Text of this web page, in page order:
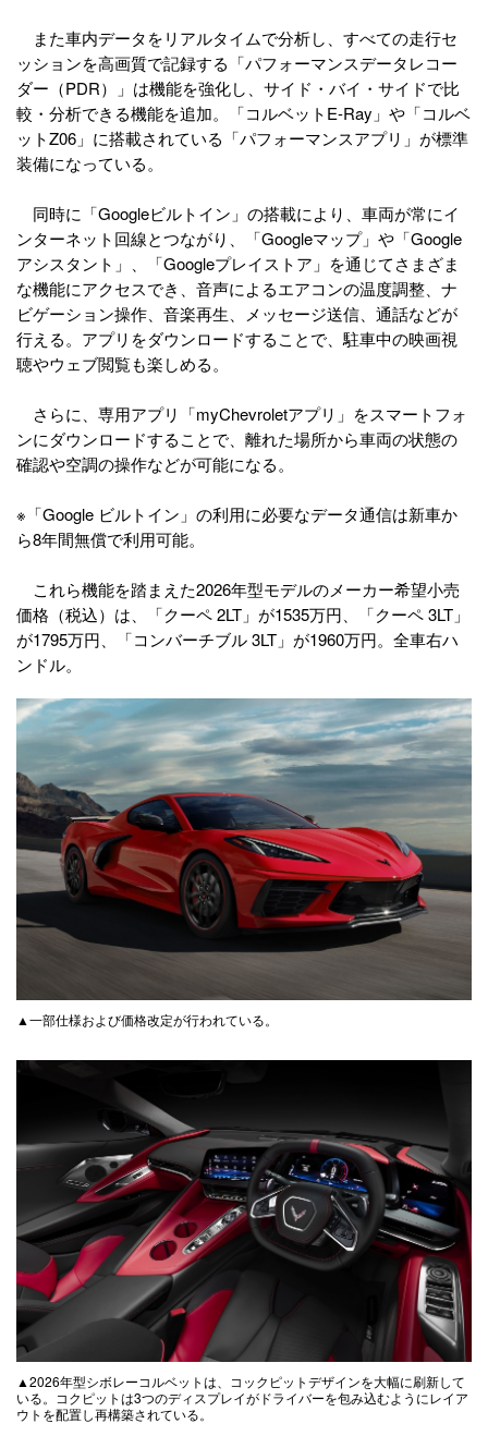
また車内データをリアルタイムで分析し、すべての走行セ
ッションを高画質で記録する「パフォーマンスデータレコー
ダー（PDR）」は機能を強化し、サイド・バイ・サイドで比
較・分析できる機能を追加。「コルベットE-Ray」や「コルベ
ットZ06」に搭載されている「パフォーマンスアプリ」が標準
装備になっている。
同時に「Googleビルトイン」の搭載により、車両が常にイ
ンターネット回線とつながり、「Googleマップ」や「Google
アシスタント」、「Googleプレイストア」を通じてさまざま
な機能にアクセスでき、音声によるエアコンの温度調整、ナ
ビゲーション操作、音楽再生、メッセージ送信、通話などが
行える。アプリをダウンロードすることで、駐車中の映画視
聴やウェブ閲覧も楽しめる。
さらに、専用アプリ「myChevroletアプリ」をスマートフォ
ンにダウンロードすることで、離れた場所から車両の状態の
確認や空調の操作などが可能になる。
※「Google ビルトイン」の利用に必要なデータ通信は新車か
ら8年間無償で利用可能。
これら機能を踏まえた2026年型モデルのメーカー希望小売
価格（税込）は、「クーペ 2LT」が1535万円、「クーペ 3LT」
が1795万円、「コンバーチブル 3LT」が1960万円。全車右ハ
ンドル。
▲一部仕様および価格改定が行われている。
▲2026年型シボレーコルベットは、コックピットデザインを大幅に刷新して
いる。コクピットは3つのディスプレイがドライバーを包み込むようにレイア
ウトを配置し再構築されている。